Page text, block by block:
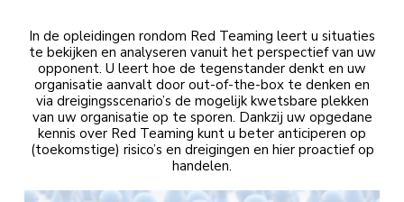
Over SoSecure
Kennisbank
In de opleidingen rondom Red Teaming leert u situaties
te bekijken en analyseren vanuit het perspectief van uw
opponent. U leert hoe de tegenstander denkt en uw
organisatie aanvalt door out-of-the-box te denken en
via dreigingsscenario’s de mogelijk kwetsbare plekken
van uw organisatie op te sporen. Dankzij uw opgedane
kennis over Red Teaming kunt u beter anticiperen op
(toekomstige) risico’s en dreigingen en hier proactief op
handelen.